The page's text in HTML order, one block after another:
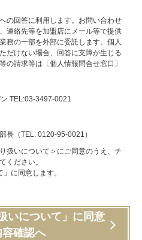
の回答に利用します。お問い合わせ
連絡先等を加盟店にメール等で提供
務の一部を外部に委託します。個人
だけない場合、回答に支障が生じる
の請求等は〔個人情報問合せ窓口〕
TEL:03-3497-0021
（TEL: 0120-95-0021）
扱いについて＞にご同意のうえ、チ
ください。
」に同意します。
いについて」に同意
容確認へ